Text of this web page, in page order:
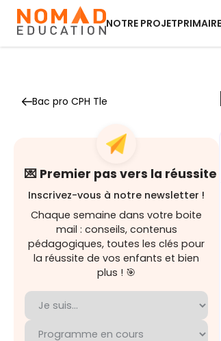
NOTRE PROJETPRIMAIRE
Bac pro CPH Tle
💌 Premier pas vers la réussite
Inscrivez-vous à notre newsletter !
Chaque semaine dans votre boite
mail : conseils, contenus
pédagogiques, toutes les clés pour
la réussite de vos enfants et bien
plus ! 🎯